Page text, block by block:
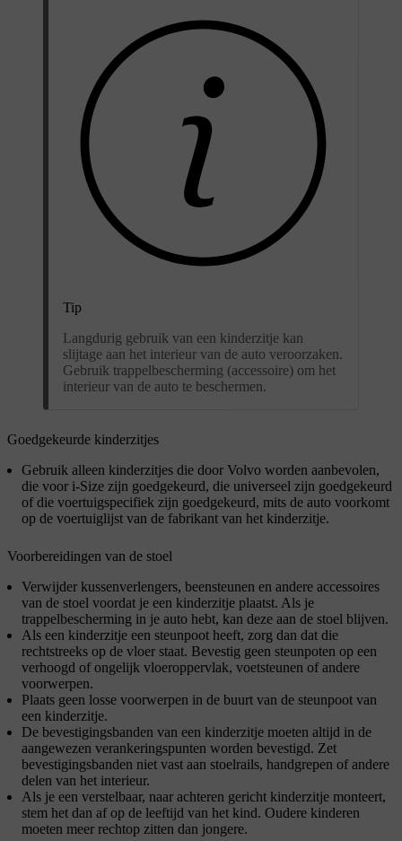
Tip
Langdurig gebruik van een kinderzitje kan
slijtage aan het interieur van de auto veroorzaken.
Gebruik trappelbescherming (accessoire) om het
interieur van de auto te beschermen.
Goedgekeurde kinderzitjes
Gebruik alleen kinderzitjes die door Volvo worden aanbevolen,
die voor i-Size zijn goedgekeurd, die universeel zijn goedgekeurd
of die voertuigspecifiek zijn goedgekeurd, mits de auto voorkomt
op de voertuiglijst van de fabrikant van het kinderzitje.
Voorbereidingen van de stoel
Verwijder kussenverlengers, beensteunen en andere accessoires
van de stoel voordat je een kinderzitje plaatst. Als je
trappelbescherming in je auto hebt, kan deze aan de stoel blijven.
Als een kinderzitje een steunpoot heeft, zorg dan dat die
rechtstreeks op de vloer staat. Bevestig geen steunpoten op een
verhoogd of ongelijk vloeroppervlak, voetsteunen of andere
voorwerpen.
Plaats geen losse voorwerpen in de buurt van de steunpoot van
een kinderzitje.
De bevestigingsbanden van een kinderzitje moeten altijd in de
aangewezen verankeringspunten worden bevestigd. Zet
bevestigingsbanden niet vast aan stoelrails, handgrepen of andere
delen van het interieur.
Als je een verstelbaar, naar achteren gericht kinderzitje monteert,
stem het dan af op de leeftijd van het kind. Oudere kinderen
moeten meer rechtop zitten dan jongere.